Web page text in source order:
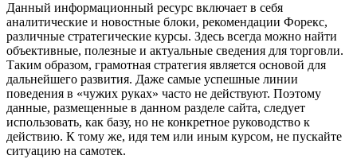
Данный информационный ресурс включает в себя
аналитические и новостные блоки, рекомендации Форекс,
различные стратегические курсы. Здесь всегда можно найти
объективные, полезные и актуальные сведения для торговли.
Таким образом, грамотная стратегия является основой для
дальнейшего развития. Даже самые успешные линии
поведения в «чужих руках» часто не действуют. Поэтому
данные, размещенные в данном разделе сайта, следует
использовать, как базу, но не конкретное руководство к
действию. К тому же, идя тем или иным курсом, не пускайте
ситуацию на самотек.